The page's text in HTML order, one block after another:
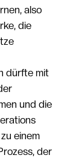
also
die
dürfte mit
und die
einem
der